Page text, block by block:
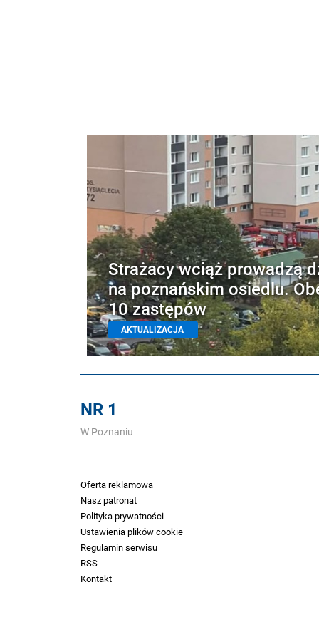
Strażacy wciąż prowadzą
na poznańskim osiedlu.
10 zastępów
AKTUALIZACJA
NR 1
W Poznaniu
Oferta reklamowa
Nasz patronat
Polityka prywatności
Ustawienia plików cookie
Regulamin serwisu
RSS
Kontakt